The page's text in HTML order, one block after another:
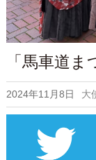
「馬車道ま
2024年11月8日 大